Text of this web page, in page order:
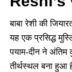
बाबा रेशी की
यह एक प्रसिद्ध
पयाम-दीन ने अंतिम
तीर्थस्थल बना हुआ